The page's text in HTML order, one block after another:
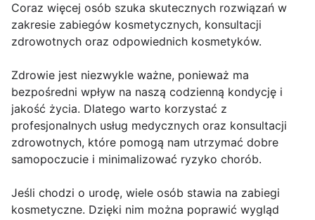
Coraz więcej osób szuka skutecznych rozwiązań w
zakresie zabiegów kosmetycznych, konsultacji
zdrowotnych oraz odpowiednich kosmetyków.
Zdrowie jest niezwykle ważne, ponieważ ma
bezpośredni wpływ na naszą codzienną kondycję i
jakość życia. Dlatego warto korzystać z
profesjonalnych usług medycznych oraz konsultacji
zdrowotnych, które pomogą nam utrzymać dobre
samopoczucie i minimalizować ryzyko chorób.
Jeśli chodzi o urodę, wiele osób stawia na zabiegi
kosmetyczne. Dzięki nim można poprawić wygląd